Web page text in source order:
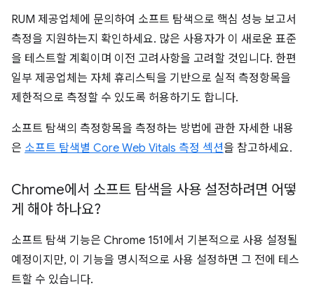
RUM 제공업체에 문의하여 소프트 탐색으로 핵심 성능 보고서
측정을 지원하는지 확인하세요. 많은 사용자가 이 새로운 표준
을 테스트할 계획이며 이전 고려사항을 고려할 것입니다. 한편
일부 제공업체는 자체 휴리스틱을 기반으로 실적 측정항목을
제한적으로 측정할 수 있도록 허용하기도 합니다.
소프트 탐색의 측정항목을 측정하는 방법에 관한 자세한 내용
은 소프트 탐색별 Core Web Vitals 측정 섹션을 참고하세요.
Chrome에서 소프트 탐색을 사용 설정하려면 어떻
게 해야 하나요?
소프트 탐색 기능은 Chrome 151에서 기본적으로 사용 설정될
예정이지만, 이 기능을 명시적으로 사용 설정하면 그 전에 테스
트할 수 있습니다.